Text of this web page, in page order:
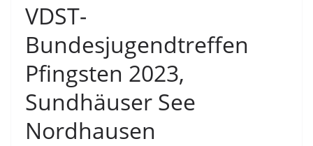
VDST-
Bundesjugendtreffen
Pfingsten 2023,
Sundhäuser See
Nordhausen